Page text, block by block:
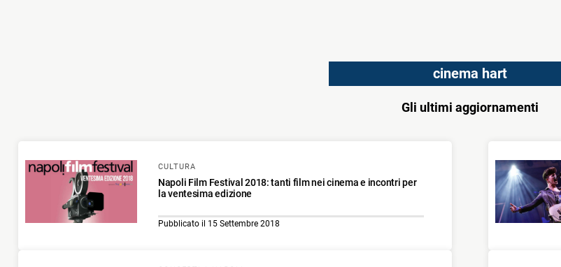
cinema hart
Gli ultimi aggiornamenti
CULTURA
Napoli Film Festival 2018: tanti film nei cinema e incontri per
la ventesima edizione
Pubblicato il 15 Settembre 2018